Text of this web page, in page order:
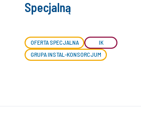
Specjalną
OFERTA SPECJALNA
IK
GRUPA INSTAL-KONSORCJUM